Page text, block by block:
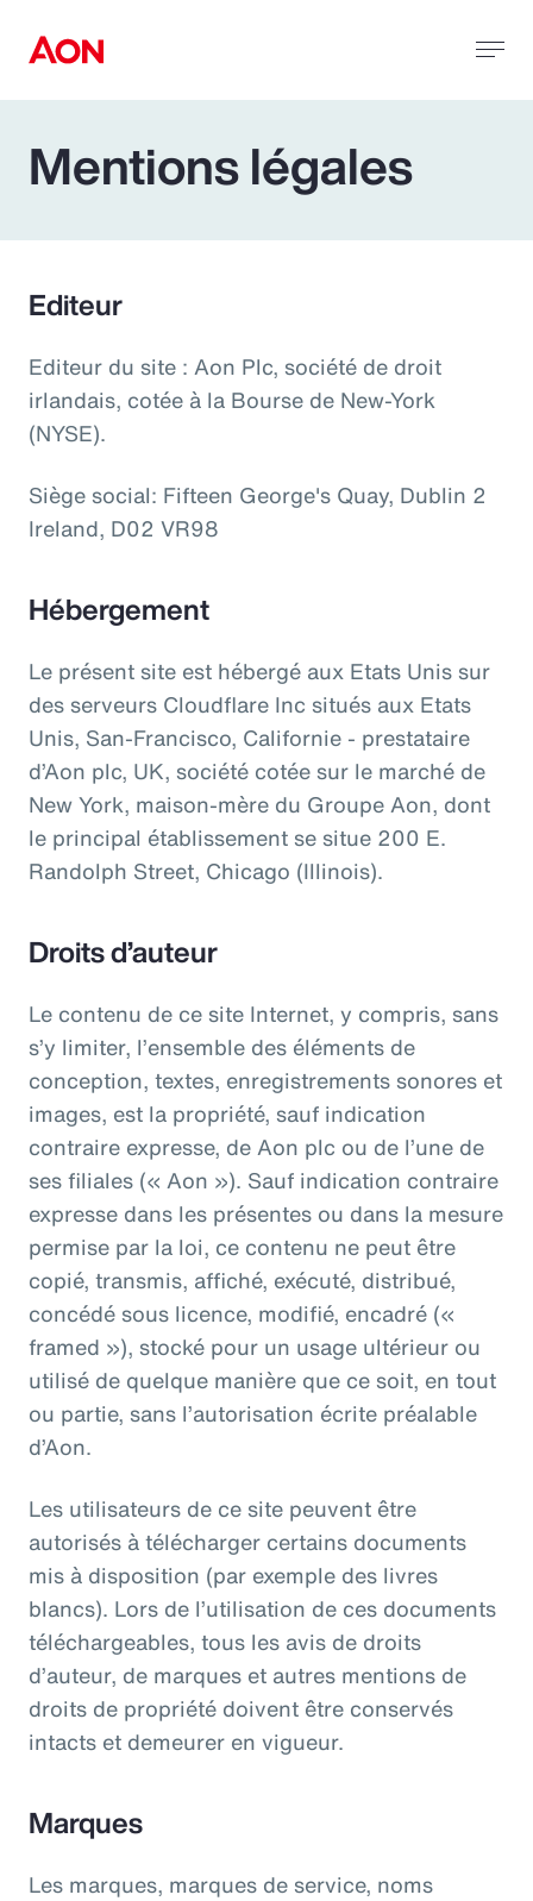
Mentions légales
Editeur
Editeur du site : Aon Plc, société de droit
irlandais, cotée à la Bourse de New-York
(NYSE).
Siège social: Fifteen George's Quay, Dublin 2
Ireland, D02 VR98
Hébergement
Le présent site est hébergé aux Etats Unis sur
des serveurs Cloudflare Inc situés aux Etats
Unis, San-Francisco, Californie - prestataire
d’Aon plc, UK, société cotée sur le marché de
New York, maison-mère du Groupe Aon, dont
le principal établissement se situe 200 E.
Randolph Street, Chicago (Illinois).
Droits d’auteur
Le contenu de ce site Internet, y compris, sans
s’y limiter, l’ensemble des éléments de
conception, textes, enregistrements sonores et
images, est la propriété, sauf indication
contraire expresse, de Aon plc ou de l’une de
ses filiales (« Aon »). Sauf indication contraire
expresse dans les présentes ou dans la mesure
permise par la loi, ce contenu ne peut être
copié, transmis, affiché, exécuté, distribué,
concédé sous licence, modifié, encadré («
framed »), stocké pour un usage ultérieur ou
utilisé de quelque manière que ce soit, en tout
ou partie, sans l’autorisation écrite préalable
d’Aon.
Les utilisateurs de ce site peuvent être
autorisés à télécharger certains documents
mis à disposition (par exemple des livres
blancs). Lors de l’utilisation de ces documents
téléchargeables, tous les avis de droits
d’auteur, de marques et autres mentions de
droits de propriété doivent être conservés
intacts et demeurer en vigueur.
Marques
Les marques, marques de service, noms